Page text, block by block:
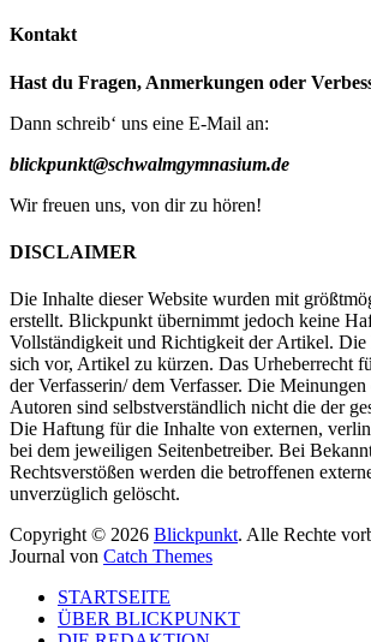
Kontakt
Hast du Fragen, Anmerkungen oder
Dann schreib‘ uns eine E-Mail an:
blickpunkt@schwalmgymnasium.de
Wir freuen uns, von dir zu hören!
DISCLAIMER
Die Inhalte dieser Website wurden mit
erstellt. Blickpunkt übernimmt jedoch keine
Vollständigkeit und Richtigkeit der Artikel. Die
sich vor, Artikel zu kürzen. Das Urheberrecht
der Verfasserin/ dem Verfasser. Die
Autoren sind selbstverständlich nicht die der
Die Haftung für die Inhalte von externen,
bei dem jeweiligen Seitenbetreiber. Bei
Rechtsverstößen werden die betroffenen
unverzüglich gelöscht.
Copyright © 2026 Blickpunkt. Alle Rechte
Journal von Catch Themes
oben
scrollen
STARTSEITE
ÜBER BLICKPUNKT